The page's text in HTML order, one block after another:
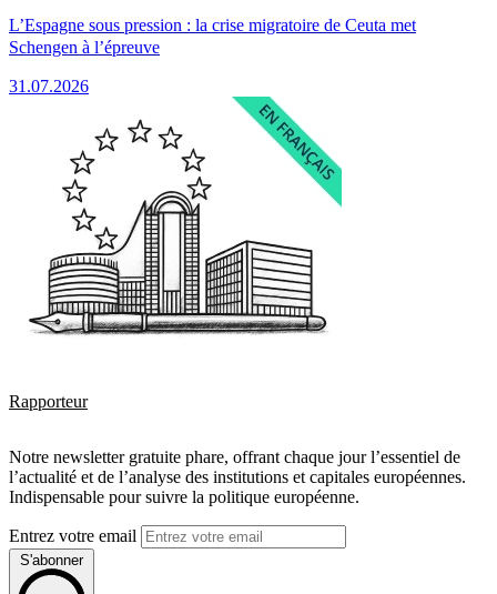
L’Espagne sous pression : la crise migratoire de Ceuta met
Schengen à l’épreuve
31.07.2026
Rapporteur
Notre newsletter gratuite phare, offrant chaque jour l’essentiel de
l’actualité et de l’analyse des institutions et capitales européennes.
Indispensable pour suivre la politique européenne.
Entrez votre email
S'abonner